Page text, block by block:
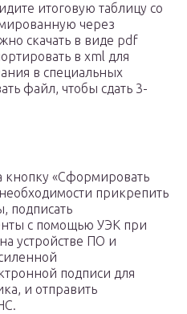
итоговую таблицу со
через
скачать в виде pdf
в xml для
в специальных
файл, чтобы сдать 3-
кнопку «Сформировать
прикрепить
подписать
с помощью УЭК при
устройстве ПО и
подписи для
и отправить